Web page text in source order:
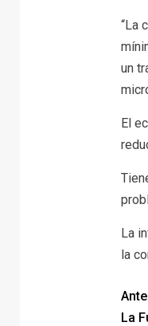
“La
un
El
La
la
La